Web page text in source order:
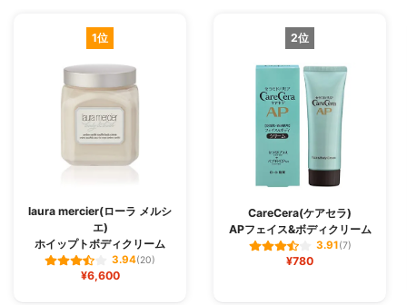
1位
laura mercier(ローラ メルシ
エ)
ホイップトボディクリーム
3.94(20)
¥6,600
2位
CareCera(ケアセラ)
APフェイス&ボディクリーム
3.91(7)
¥780